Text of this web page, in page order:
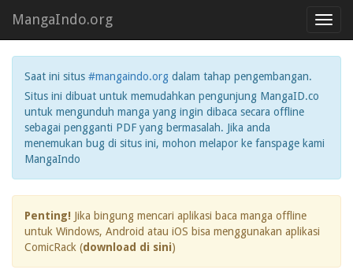
MangaIndo.org
Saat ini situs #mangaindo.org dalam tahap pengembangan.
Situs ini dibuat untuk memudahkan pengunjung MangaID.co
untuk mengunduh manga yang ingin dibaca secara offline
sebagai pengganti PDF yang bermasalah. Jika anda
menemukan bug di situs ini, mohon melapor ke fanspage kami
MangaIndo
Penting! Jika bingung mencari aplikasi baca manga offline
untuk Windows, Android atau iOS bisa menggunakan aplikasi
ComicRack (download di sini)